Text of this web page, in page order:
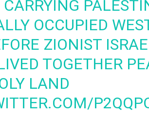
OCCUPIED
ZIONIST
TOGETHER
LAND